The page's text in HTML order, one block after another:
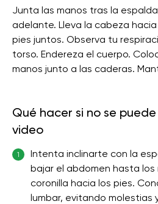
Junta las manos tras la
adelante. Lleva la cabeza
pies juntos. Observa tu
torso. Endereza el cuerpo.
manos junto a las caderas.
Qué hacer si no se
video
1
Intenta inclinarte con la
bajar el abdomen hasta los
coronilla hacia los pies.
lumbar, evitando molestias